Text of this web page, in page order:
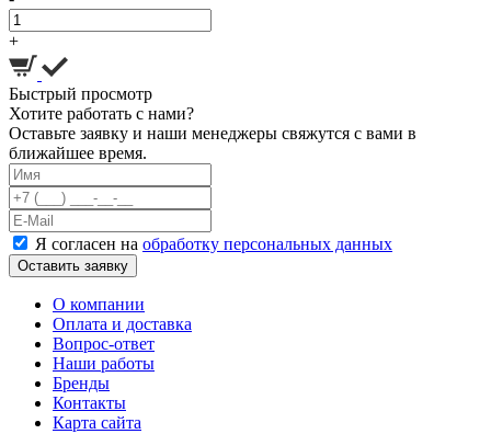
+
Быстрый просмотр
Хотите работать с нами?
Оставьте заявку и наши менеджеры свяжутся с вами в
ближайшее время.
Я согласен на обработку персональных данных
Оставить заявку
О компании
Оплата и доставка
Вопрос-ответ
Наши работы
Бренды
Контакты
Карта сайта